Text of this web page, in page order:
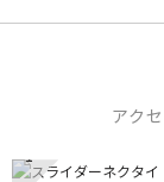
アク
1